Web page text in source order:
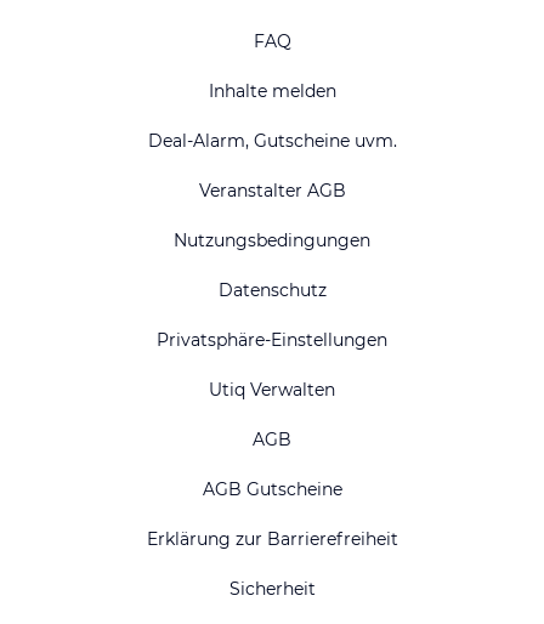
FAQ
Inhalte melden
Deal-Alarm, Gutscheine uvm.
Veranstalter AGB
Nutzungsbedingungen
Datenschutz
Privatsphäre-Einstellungen
Utiq Verwalten
AGB
AGB Gutscheine
Erklärung zur Barrierefreiheit
Sicherheit